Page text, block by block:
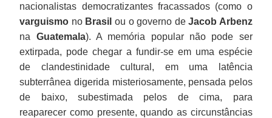
nacionalistas democratizantes fracassados (como o
varguismo no Brasil ou o governo deJacob Arbenz
na Guatemala). A memória popular não pode ser
extirpada, pode chegar a fundir-se em uma espécie
de clandestinidade cultural, em uma latência
subterrânea digerida misteriosamente, pensada pelos
de baixo, subestimada pelos de cima, para
reaparecer como presente, quando as circunstâncias